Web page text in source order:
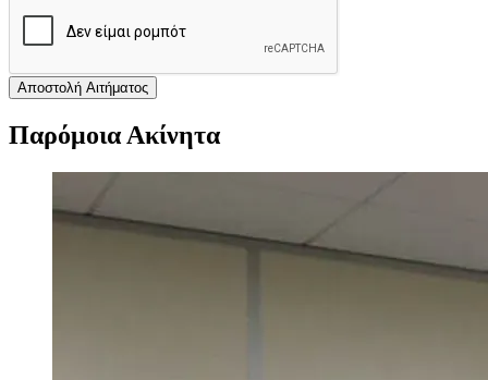
Αποστολή Αιτήματος
Παρόμοια Ακίνητα